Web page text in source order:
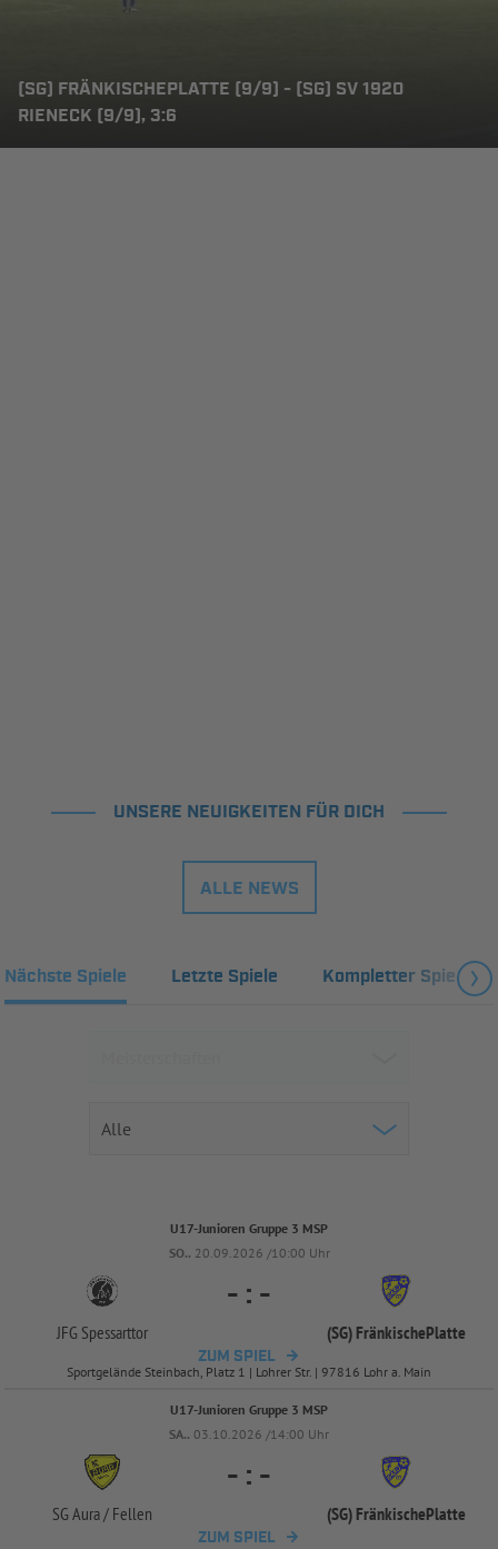
(SG) FRÄNKISCHEPLATTE (9/9) - (SG) SV 1920
RIENECK (9/9), 3:6
UNSERE NEUIGKEITEN FÜR DICH
ALLE NEWS
Nächste Spiele Letzte Spiele Kompletter Spielplan
U17-Junioren Gruppe 3 MSP
SO.. 20.09.2026 /10:00 Uhr
JFG Spessarttor
- : -
(SG) FränkischePlatte
ZUM SPIEL
Sportgelände Steinbach, Platz 1 | Lohrer Str. | 97816 Lohr a. Main
U17-Junioren Gruppe 3 MSP
SA.. 03.10.2026 /14:00 Uhr
SG Aura / Fellen
- : -
(SG) FränkischePlatte
ZUM SPIEL